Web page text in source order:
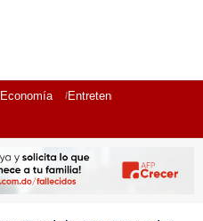
Economía Entretenimiento